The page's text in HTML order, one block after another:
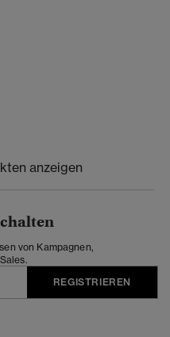
anzeigen
von Kampagnen,
REGISTRIEREN